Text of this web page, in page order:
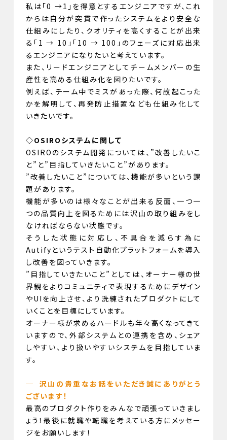
私は「0 →1｣を得意とするエンジニアですが、これ
からは自分が突貫で作ったシステムをより安全な
仕組みにしたり、クオリティを高くすることが出来
る「1 → 10」「10 → 100」のフェーズに対応出来
るエンジニアになりたいと考えています。
また、リードエンジニアとしてチームメンバーの生
産性を高める仕組み化を図りたいです。
例えば、チーム中でミスがあった際、何故起こった
かを解明して、再発防止措置なども仕組み化して
いきたいです。
◇OSIROシステムに関して
OSIROのシステム開発については、”改善したいこ
と”と”目指していきたいこと”があります。
”改善したいこと”については、機能が多いという課
題があります。
機能が多いのは様々なことが出来る反面、一つ一
つの品質向上を図るためには沢山の取り組みをし
なければならない状態です。
そうした状態に対応し、不具合を減らす為に
Autifyというテスト自動化プラットフォームを導入
し改善を図っていきます。
”目指していきたいこと”としては、オーナー様の世
界観をよりコミュニティで表現するためにデザイン
やUIを向上させ、より洗練されたプロダクトにして
いくことを目標にしています。
オーナー様が求めるハードルも年々高くなってきて
いますので、外部システムとの連携を含め、シェア
しやすい、より扱いやすいシステムを目指していま
す。
─ 沢山の貴重なお話をいただき誠にありがとう
ございます！
最高のプロダクト作りをみんなで頑張っていきまし
ょう！最後に就職や転職を考えている方にメッセー
ジをお願いします！